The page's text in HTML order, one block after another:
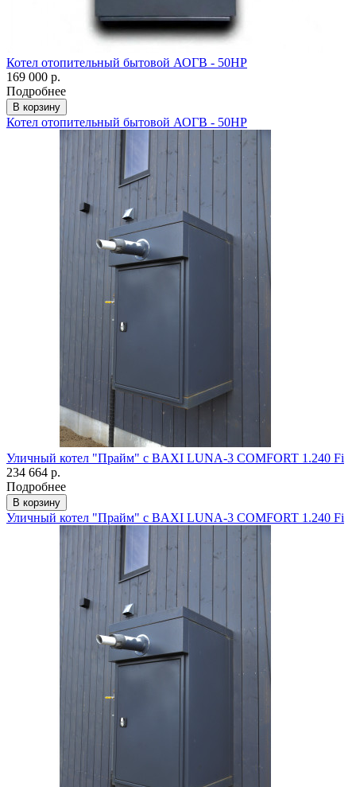
Котел отопительный бытовой АОГВ - 50НР
169 000 р.
Подробнее
В корзину
Котел отопительный бытовой АОГВ - 50НР
Уличный котел "Прайм" с BAXI LUNA-3 COMFORT 1.240 Fi
234 664 р.
Подробнее
В корзину
Уличный котел "Прайм" с BAXI LUNA-3 COMFORT 1.240 Fi